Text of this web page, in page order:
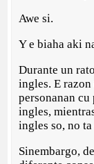
Awe si.
Y e biaha aki
Durante un
ingles. E
personanan cu
ingles,
ingles so, no
Sinembargo,